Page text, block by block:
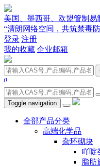
美国、墨西哥、欧盟管制易
“清朗网络空间，共筑禁毒
登录 注册
我的收藏 企业邮箱
0
Toggle navigation
全部产品分类
高端化学品
杂环砌块
吖啶
脂肪